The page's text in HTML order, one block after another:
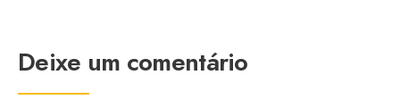
Deixe um comentário